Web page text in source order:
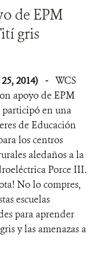
de EPM
gris
2014) - WCS
apoyo de EPM
participó en una
de Educación
los centros
aledaños a la
Porce III.
No lo compres,
escuelas
para aprender
y las amenazas a